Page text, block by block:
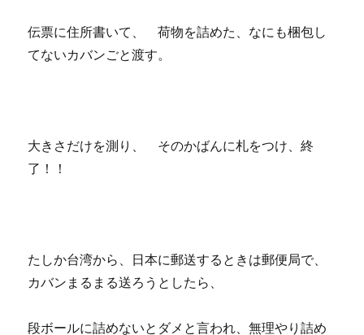
伝票に住所書いて、 荷物を詰めた、なにも梱包し
てないカバンごと渡す。
大きさだけを測り、 そのかばんに札をつけ、終
了！！
たしか台湾から、日本に郵送するときは郵便局で、
カバンまるまる送ろうとしたら、
段ボールに詰めないとダメと言われ、無理やり詰め